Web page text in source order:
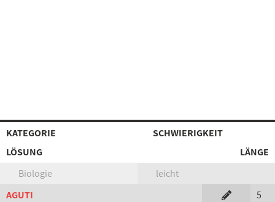
KATEGORIE
SCHWIERIGKEIT
LÖSUNG
LÄNGE
Biologie
leicht
AGUTI
5